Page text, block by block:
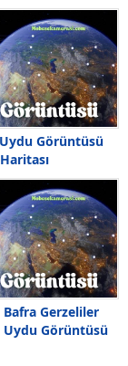
Görüntüsü
Haritası
Gerzeliler
Uydu Görüntüsü